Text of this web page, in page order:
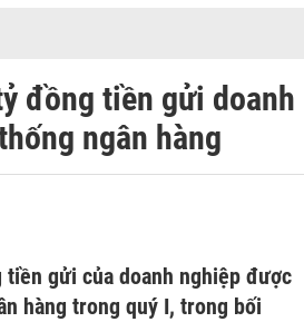
đồng tiền gửi doanh
ngân hàng
tiền gửi của doanh nghiệp được
hàng trong quý I, trong bối